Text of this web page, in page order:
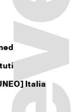
Italia